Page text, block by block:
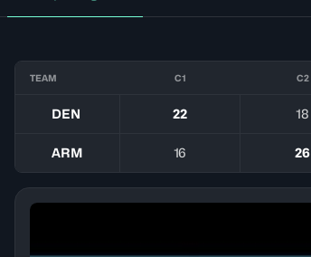
TEAM C1 C2
DEN 22 18
ARM 16 26